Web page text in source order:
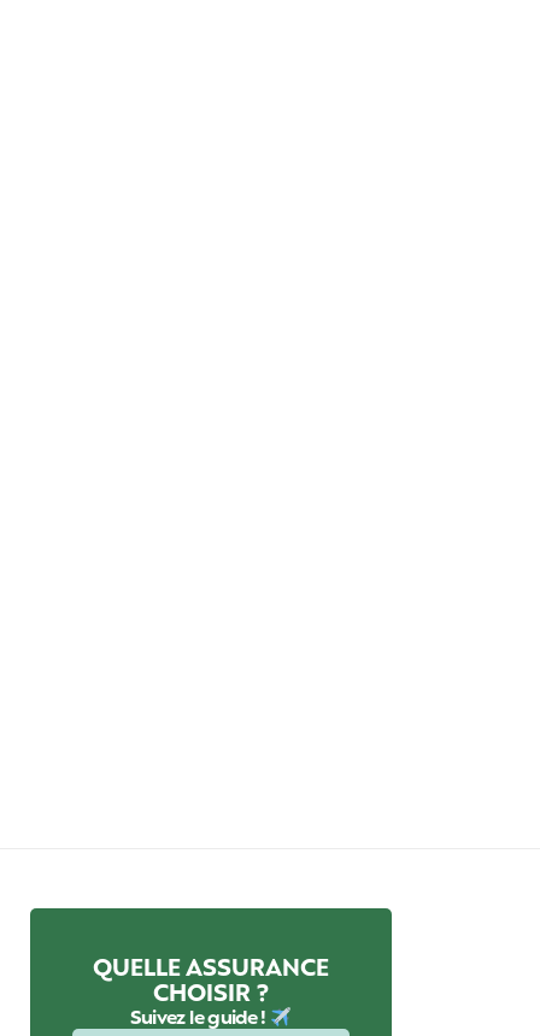
QUELLE ASSURANCE
CHOISIR ?
Suivez le guide !